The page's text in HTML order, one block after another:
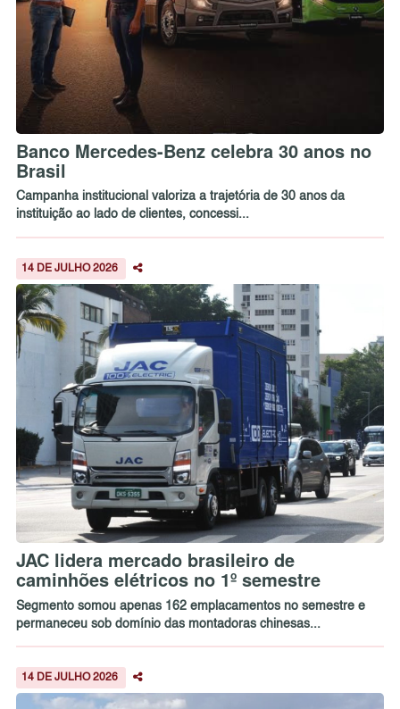
Banco Mercedes-Benz celebra 30 anos no
Brasil
Campanha institucional valoriza a trajetória de 30 anos da
instituição ao lado de clientes, concessi...
14 DE JULHO 2026
JAC lidera mercado brasileiro de
caminhões elétricos no 1º semestre
Segmento somou apenas 162 emplacamentos no semestre e
permaneceu sob domínio das montadoras chinesas...
14 DE JULHO 2026